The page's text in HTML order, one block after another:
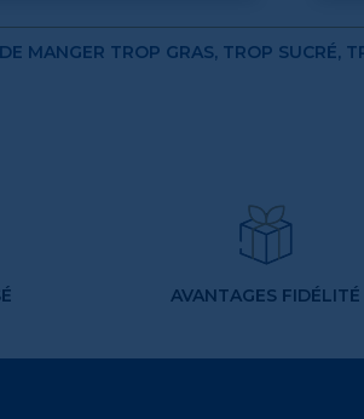
MANGER TROP GRAS, TROP SUCRÉ,
AVANTAGES FIDÉLITÉ